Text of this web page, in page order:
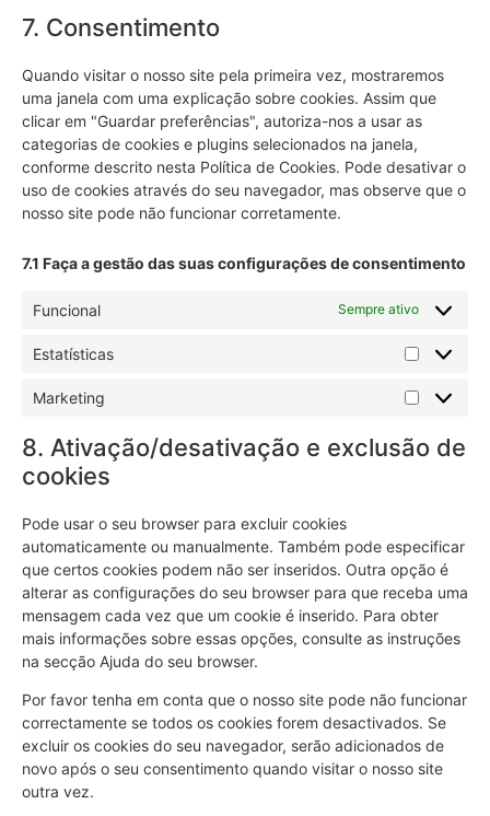
7. Consentimento
Quando visitar o nosso site pela primeira vez, mostraremos
uma janela com uma explicação sobre cookies. Assim que
clicar em "Guardar preferências", autoriza-nos a usar as
categorias de cookies e plugins selecionados na janela,
conforme descrito nesta Política de Cookies. Pode desativar o
uso de cookies através do seu navegador, mas observe que o
nosso site pode não funcionar corretamente.
7.1 Faça a gestão das suas configurações de consentimento
Funcional Sempre ativo
Estatísticas
Marketing
8. Ativação/desativação e exclusão de
cookies
Pode usar o seu browser para excluir cookies
automaticamente ou manualmente. Também pode especificar
que certos cookies podem não ser inseridos. Outra opção é
alterar as configurações do seu browser para que receba uma
mensagem cada vez que um cookie é inserido. Para obter
mais informações sobre essas opções, consulte as instruções
na secção Ajuda do seu browser.
Por favor tenha em conta que o nosso site pode não funcionar
correctamente se todos os cookies forem desactivados. Se
excluir os cookies do seu navegador, serão adicionados de
novo após o seu consentimento quando visitar o nosso site
outra vez.